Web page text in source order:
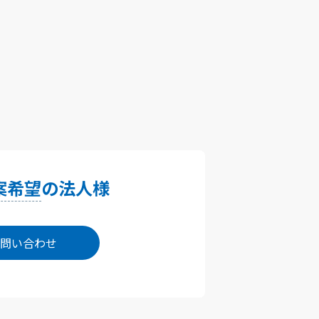
希望の法人様
い合わせ